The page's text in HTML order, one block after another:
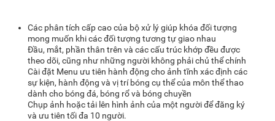
Các phân tích cấp cao của bộ xử lý giúp khóa đối tượng
mong muốn khi các đối tượng tương tự giao nhau
Đầu, mắt, phần thân trên và các cấu trúc khớp đều được
theo dõi, cũng như những người không phải chủ thể chính
Cài đặt Menu ưu tiên hành động cho ảnh tĩnh xác định các
sự kiện, hành động và vị trí bóng cụ thể của môn thể thao
dành cho bóng đá, bóng rổ và bóng chuyền
Chụp ảnh hoặc tải lên hình ảnh của một người để đăng ký
và ưu tiên tối đa 10 người.